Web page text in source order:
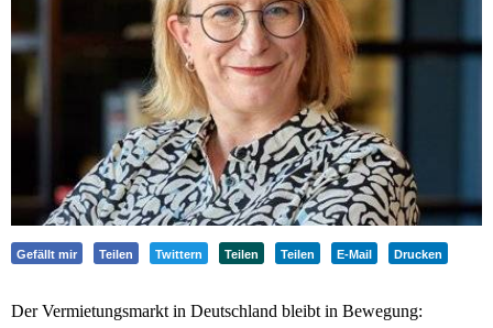
Gefällt mir Teilen Twittern Teilen Teilen E-Mail Drucken
Der Vermietungsmarkt in Deutschland bleibt in Bewegung: